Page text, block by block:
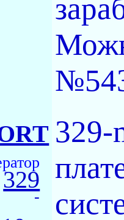
329
-
329-